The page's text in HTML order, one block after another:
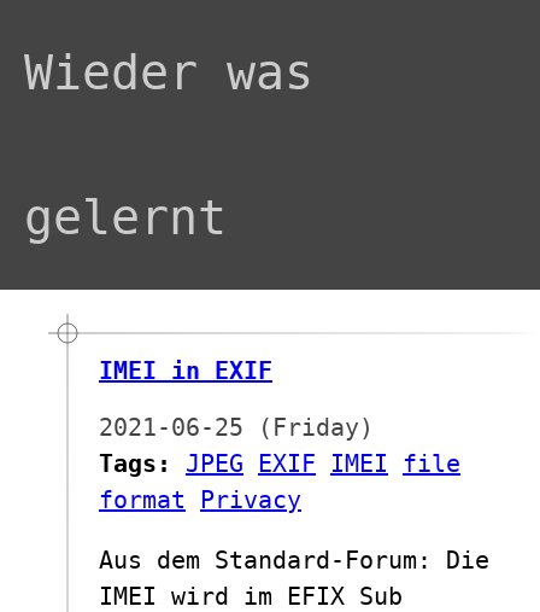
Wieder was
gelernt
IMEI in EXIF
2021-06-25 (Friday)
Tags:
JPEG EXIF IMEI
file
format
Privacy
Aus dem Standard-Forum: Die
IMEI wird im EFIX Sub